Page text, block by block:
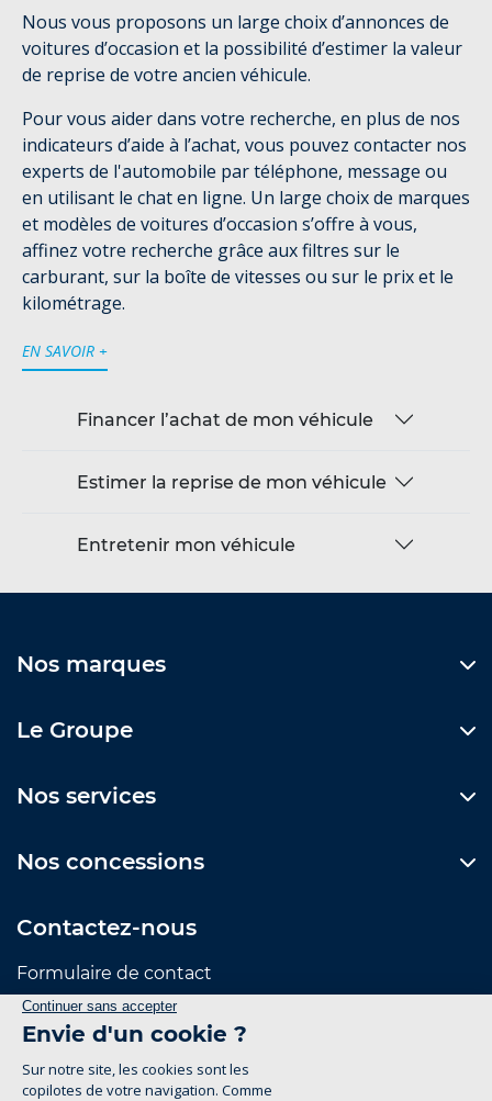
Nous vous proposons un large choix d’annonces de
voitures d’occasion et la possibilité d’estimer la valeur
de reprise de votre ancien véhicule.
Pour vous aider dans votre recherche, en plus de nos
indicateurs d’aide à l’achat, vous pouvez contacter nos
experts de l'automobile par téléphone, message ou
en utilisant le chat en ligne. Un large choix de marques
et modèles de voitures d’occasion s’offre à vous,
affinez votre recherche grâce aux filtres sur le
carburant, sur la boîte de vitesses ou sur le prix et le
kilométrage.
EN SAVOIR +
Financer l’achat de mon véhicule
Estimer la reprise de mon véhicule
Entretenir mon véhicule
Nos marques
Le Groupe
Nos services
Nos concessions
Contactez-nous
Formulaire de contact
Suivez-nous